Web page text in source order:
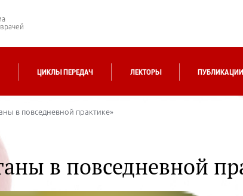
ЦИКЛЫ ПЕРЕДАЧ ЛЕКТОРЫ ПУБЛИКАЦИИ
в повседневной практике»
в повседневной